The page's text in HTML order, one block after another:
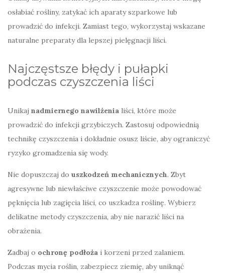
osłabiać rośliny, zatykać ich aparaty szparkowe lub
prowadzić do infekcji. Zamiast tego, wykorzystaj wskazane
naturalne preparaty dla lepszej pielęgnacji liści.
Najczęstsze błędy i pułapki
podczas czyszczenia liści
Unikaj nadmiernego nawilżenia liści, które może
prowadzić do infekcji grzybiczych. Zastosuj odpowiednią
technikę czyszczenia i dokładnie osusz liście, aby ograniczyć
ryzyko gromadzenia się wody.
Nie dopuszczaj do uszkodzeń mechanicznych. Zbyt
agresywne lub niewłaściwe czyszczenie może powodować
pęknięcia lub zagięcia liści, co uszkadza roślinę. Wybierz
delikatne metody czyszczenia, aby nie narazić liści na
obrażenia.
Zadbaj o ochronę podłoża i korzeni przed zalaniem.
Podczas mycia roślin, zabezpiecz ziemię, aby uniknąć